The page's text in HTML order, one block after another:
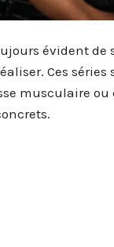
évident de
Ces
musculaire